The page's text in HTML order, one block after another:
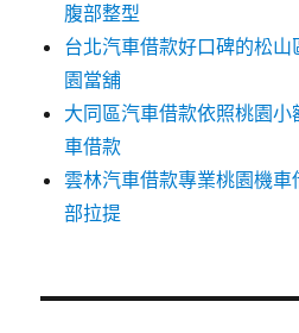
腹部整型
台北汽車借款好口碑的松
園當舖
大同區汽車借款依照桃園
車借款
雲林汽車借款專業桃園機
部拉提